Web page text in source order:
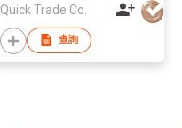
Quick Trade Co.
查詢